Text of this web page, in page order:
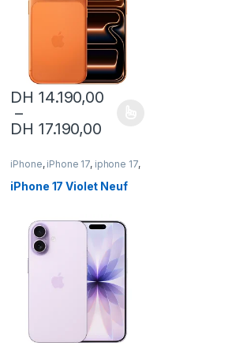
sur la page du produit
: DH 13.990,00 à DH
Les options peuvent être choisies sur la
DH 14.190,00
–
DH 17.190,00Plage de prix :
Ce produit a plusieurs variations. Les
iPhone, iPhone 17, iphone 17,
iPhone 17 Violet Neuf